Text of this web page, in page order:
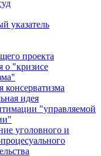
указатель
проекта
о "кризисе
консерватизма
идея
"управляемой
уголовного и